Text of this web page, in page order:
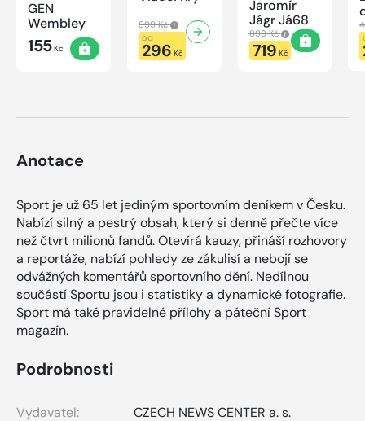
GEN
Wembley
155Kč
599 Kč
od
296 Kč
Jaromír
Jágr Já68
899 Kč
719 Kč
Anotace
Sport je už 65 let jediným sportovním deníkem v Česku.
Nabízí silný a pestrý obsah, který si denně přečte více
než čtvrt milionů fandů. Otevírá kauzy, přináší rozhovory
a reportáže, nabízí pohledy ze zákulisí a nebojí se
odvážných komentářů sportovního dění. Nedílnou
součástí Sportu jsou i statistiky a dynamické fotografie.
Sport má také pravidelné přílohy a páteční Sport
magazín.
Podrobnosti
Vydavatel:
CZECH NEWS CENTER a. s.